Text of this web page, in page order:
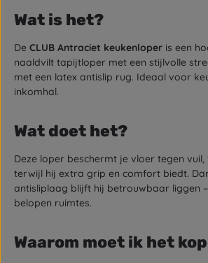
Wat is het?
De CLUB Antraciet keukenloper is een
naaldvilt tapijtloper met een stijlvolle
met een latex antislip rug. Ideaal voor
inkomhal.
Wat doet het?
Deze loper beschermt je vloer tegen
terwijl hij extra grip en comfort biedt.
antisliplaag blijft hij betrouwbaar liggen
belopen ruimtes.
Waarom moet ik het